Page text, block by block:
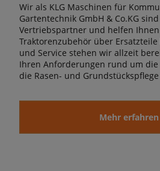
Wir als KLG Maschinen für
Gartentechnik GmbH & Co.KG
Vertriebspartner und helfen
Traktorenzubehör über
und Service stehen wir allzeit
Ihren Anforderungen rund um
die Rasen- und
Mehr erfahren